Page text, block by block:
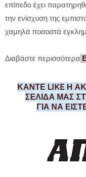
επίπεδο έχει
την ενίσχυση της
χαμηλά ποσοστά
Διαβάστε περισσότερα
ΚΑΝΤΕ LIKE Η
ΣΕΛΙΔΑ ΜΑΣ
ΓΙΑ ΝΑ